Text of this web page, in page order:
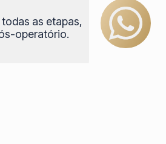
as etapas,
operatório.